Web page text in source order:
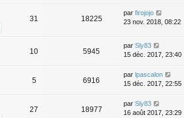
31 18225
par firojojo
23 nov. 2018, 08:22
10 5945
par Sly83
15 déc. 2017, 23:40
5 6916
par lpascalon
15 déc. 2017, 22:55
27 18977
par Sly83
16 août 2017, 23:29